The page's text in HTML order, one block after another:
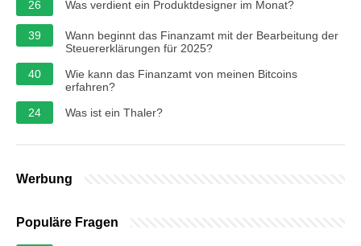
26 Was verdient ein Produktdesigner im Monat?
39
Wann beginnt das Finanzamt mit der Bearbeitung der
Steuererklärungen für 2025?
40
Wie kann das Finanzamt von meinen Bitcoins
erfahren?
24
Was ist ein Thaler?
Werbung
Populäre Fragen